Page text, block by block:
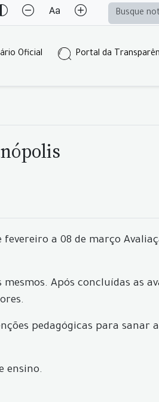
Oficial Portal da
a 08 de março
Após concluídas as
pedagógicas para sanar
ensino.